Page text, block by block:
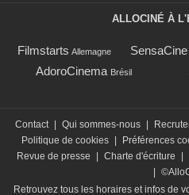
ALLOCINÉ À
Filmstarts Allemagne SensaCine
AdoroCinema Brésil
Contact | Qui sommes-nous |
Politique de cookies | Préférences
Revue de presse
| Charte d'écriture |
|
Retrouvez tous les horaires et infos de